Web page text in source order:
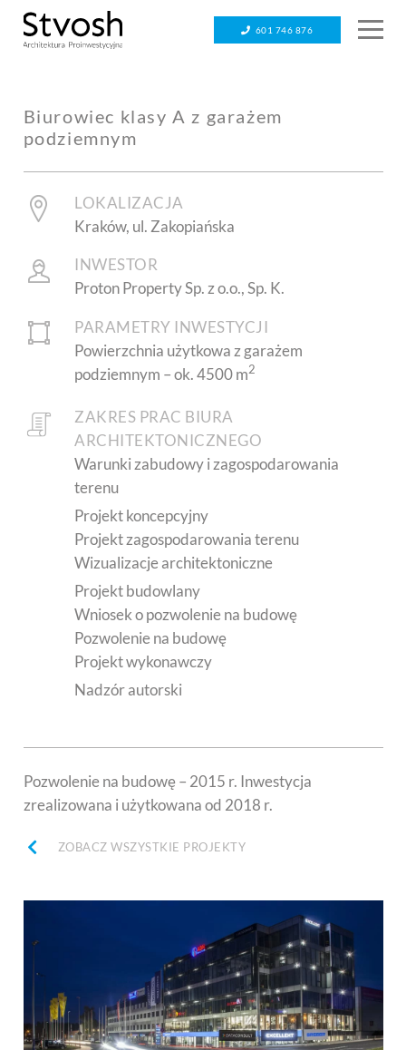
601 746 876
Biurowiec klasy A z garażem
podziemnym
LOKALIZACJA
Kraków, ul. Zakopiańska
INWESTOR
Proton Property Sp. z o.o., Sp. K.
PARAMETRY INWESTYCJI
Powierzchnia użytkowa z garażem
podziemnym – ok. 4500 m2
ZAKRES PRAC BIURA
ARCHITEKTONICZNEGO
Warunki zabudowy i zagospodarowania
terenu
Projekt koncepcyjny
Projekt zagospodarowania terenu
Wizualizacje architektoniczne
Projekt budowlany
Wniosek o pozwolenie na budowę
Pozwolenie na budowę
Projekt wykonawczy
Nadzór autorski
Pozwolenie na budowę – 2015 r. Inwestycja
zrealizowana i użytkowana od 2018 r.
ZOBACZ WSZYSTKIE PROJEKTY